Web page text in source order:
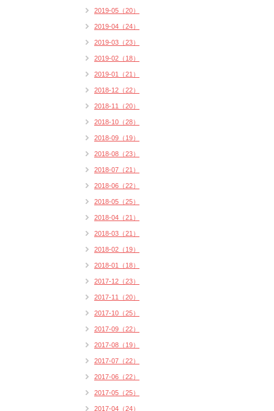
2019-05（20）
2019-04（24）
2019-03（23）
2019-02（18）
2019-01（21）
2018-12（22）
2018-11（20）
2018-10（28）
2018-09（19）
2018-08（23）
2018-07（21）
2018-06（22）
2018-05（25）
2018-04（21）
2018-03（21）
2018-02（19）
2018-01（18）
2017-12（23）
2017-11（20）
2017-10（25）
2017-09（22）
2017-08（19）
2017-07（22）
2017-06（22）
2017-05（25）
2017-04（24）